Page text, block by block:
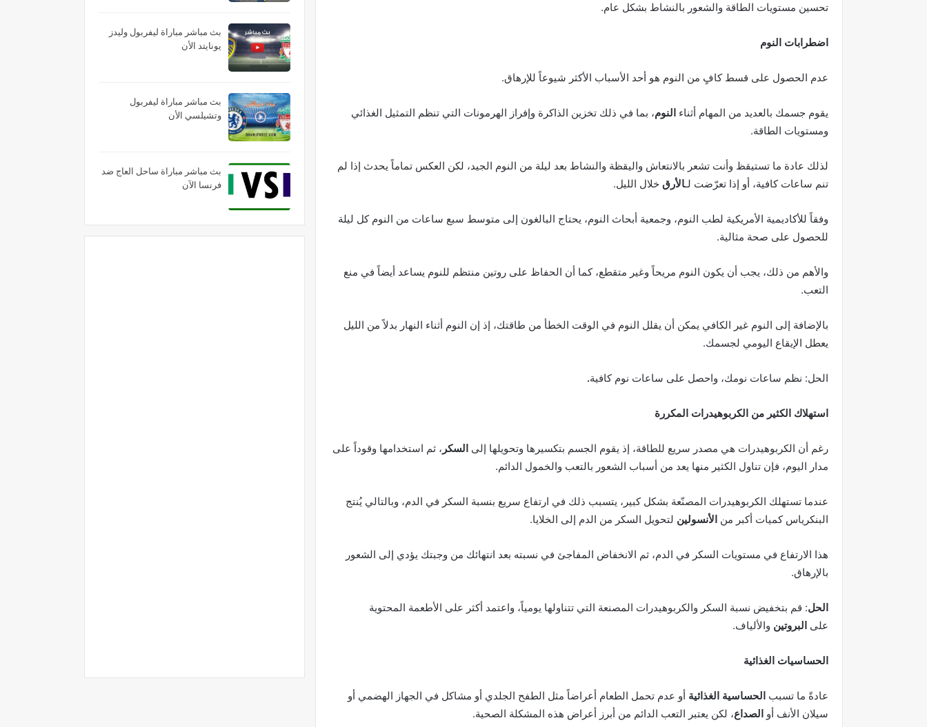
تحسين مستويات الطاقة والشعور بالنشاط بشكل عام.
اضطرابات النوم
عدم الحصول على قسط كافٍ من النوم هو أحد الأسباب الأكثر شيوعاً للإرهاق.
يقوم جسمك بالعديد من المهام أثناء النوم، بما في ذلك تخزين الذاكرة وإفراز الهرمونات التي تنظم التمثيل الغذائي
ومستويات الطاقة.
لذلك عادة ما تستيقظ وأنت تشعر بالانتعاش واليقظة والنشاط بعد ليلة من النوم الجيد، لكن العكس تماماً يحدث إذا لم
تنم ساعات كافية، أو إذا تعرّضت لـالأرق خلال الليل.
وفقاً للأكاديمية الأمريكية لطب النوم، وجمعية أبحاث النوم، يحتاج البالغون إلى متوسط ​​سبع ساعات من النوم كل ليلة
للحصول على صحة مثالية.
والأهم من ذلك، يجب أن يكون النوم مريحاً وغير متقطع، كما أن الحفاظ على روتين منتظم للنوم يساعد أيضاً في منع
التعب.
بالإضافة إلى النوم غير الكافي يمكن أن يقلل النوم في الوقت الخطأ من طاقتك، إذ إن النوم أثناء النهار بدلاً من الليل
يعطل الإيقاع اليومي لجسمك.
الحل: نظم ساعات نومك، واحصل على ساعات نوم كافية.
استهلاك الكثير من الكربوهيدرات المكررة
رغم أن الكربوهيدرات هي مصدر سريع للطاقة، إذ يقوم الجسم بتكسيرها وتحويلها إلى السكر ، ثم استخدامها وقوداً على
مدار اليوم، فإن تناول الكثير منها يعد من أسباب الشعور بالتعب والخمول الدائم.
عندما تستهلك الكربوهيدرات المصنّعة بشكل كبير، يتسبب ذلك في ارتفاع سريع بنسبة السكر في الدم، وبالتالي يُنتج
البنكرياس كميات أكبر من الأنسولين لتحويل السكر من الدم إلى الخلايا.
هذا الارتفاع في مستويات السكر في الدم، ثم الانخفاض المفاجئ في نسبته بعد انتهائك من وجبتك يؤدي إلى الشعور
بالإرهاق.
الحل: قم بتخفيض نسبة السكر والكربوهيدرات المصنعة التي تتناولها يومياً، واعتمد أكثر على الأطعمة المحتوية
على البروتين والألياف.
الحساسيات الغذائية
عادةً ما تسبب الحساسية الغذائية أو عدم تحمل الطعام أعراضاً مثل الطفح الجلدي أو مشاكل في الجهاز الهضمي أو
سيلان الأنف أو الصداع، لكن يعتبر التعب الدائم من أبرز أعراض هذه المشكلة الصحية.
بث مباشر مباراة ليفربول وليدز
يونايتد الأن
بث مباشر مباراة ليفربول
وتشيلسي الأن
بث مباشر مباراة ساحل العاج ضد
فرنسا الآن